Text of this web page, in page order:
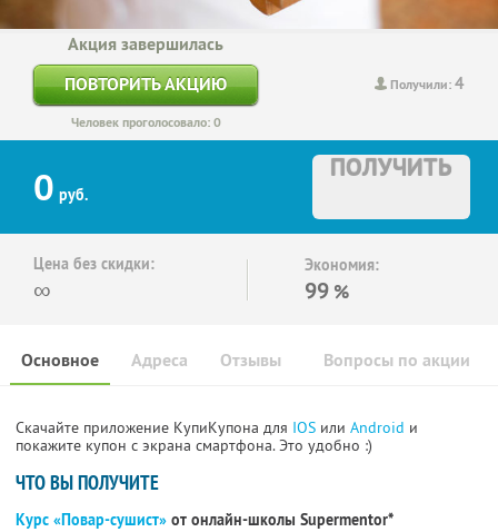
Получили:4
Акция завершилась
ПОВТОРИТЬ АКЦИЮ
Человек проголосовало: 0
0 руб.
ПОЛУЧИТЬ
Цена без скидки:
∞
Экономия:
99 %
Основное Отзывы Вопросы по акции
Адреса
Скачайте приложение КупиКупона для IOS или Android и
покажите купон с экрана смартфона. Это удобно :)
ЧТО ВЫ ПОЛУЧИТЕ
Курс «Повар-сушист» от онлайн-школы Supermentor*